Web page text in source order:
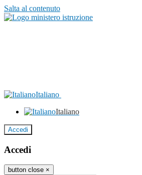
Salta al contenuto
Italiano
Italiano
Accedi
Accedi
button close ×